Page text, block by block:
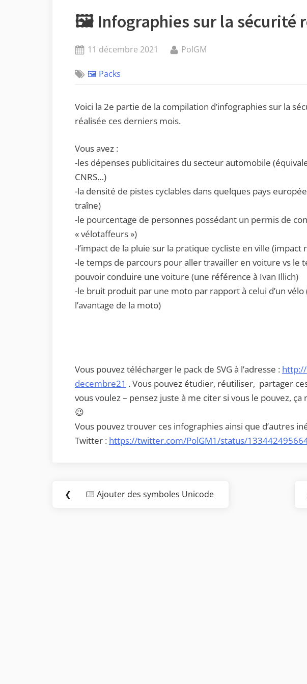
🖼️ Infographies sur la sécurité
Posted
11 décembre 2021 By
PolGM
🖼️ Packs
Voici la 2e partie de la compilation d’infographies sur la
réalisée ces derniers mois.
Vous avez :
-les dépenses publicitaires du secteur automobile
CNRS…)
-la densité de pistes cyclables dans quelques pays
traîne)
-le pourcentage de personnes possédant un permis de
« vélotaffeurs »)
-l’impact de la pluie sur la pratique cycliste en ville (impact
-le temps de parcours pour aller travailler en voiture vs le
pouvoir conduire une voiture (une référence à Ivan Illich)
-le bruit produit par une moto par rapport à celui d’un vélo
l’avantage de la moto)
Vous pouvez télécharger le pack de SVG à l’adresse :
decembre21 . Vous pouvez étudier, réutiliser, partager
vous voulez – pensez juste à me citer si vous le pouvez,
😉
Vous pouvez trouver ces infographies ainsi que d’autres
Twitter : https://twitter.com/PolGM1/status/
Navigation
❮
Previous
⌨️ Ajouter des symboles Unicode